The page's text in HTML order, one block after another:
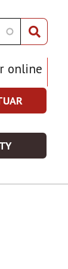
online